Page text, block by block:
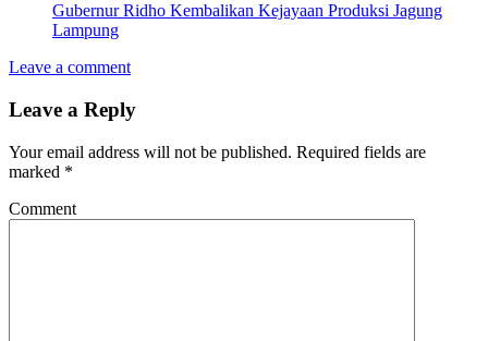
Gubernur Ridho Kembalikan Kejayaan Produksi Jagung
Lampung
Leave a comment
Leave a Reply
Your email address will not be published. Required fields are
marked *
Comment